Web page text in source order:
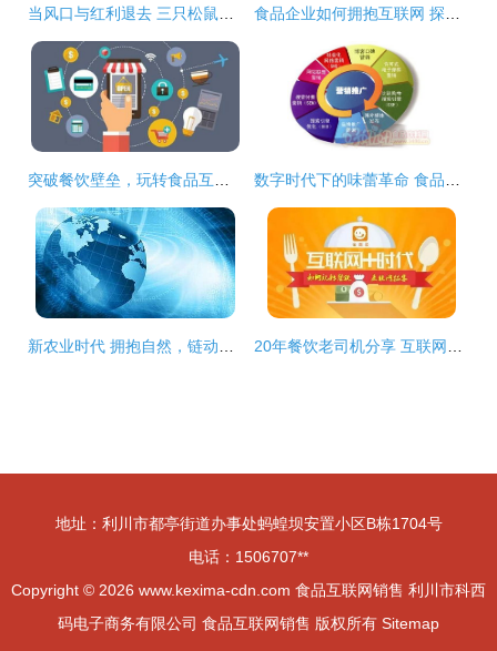
地址：利川市都亭街道办事处蚂蝗坝安置小区B栋1704号
电话：1506707**
Copyright © 2026 www.kexima-cdn.com 食品互联网销售 利川市科西
码电子商务有限公司 食品互联网销售 版权所有 Sitemap